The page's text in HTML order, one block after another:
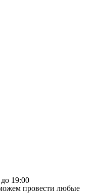
19:00
провести любые